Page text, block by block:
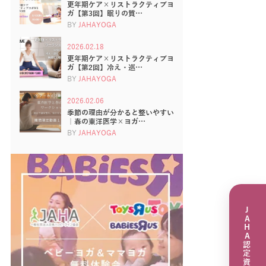
更年期ケア×リストラクティブヨ
ガ【第3回】眠りの質…
BY JAHAYOGA
2026.02.18
更年期ケア×リストラクティブヨ
ガ【第2回】冷え・巡…
BY JAHAYOGA
2026.02.06
季節の理由が分かると整いやすい
｜春の東洋医学×ヨガ…
BY JAHAYOGA